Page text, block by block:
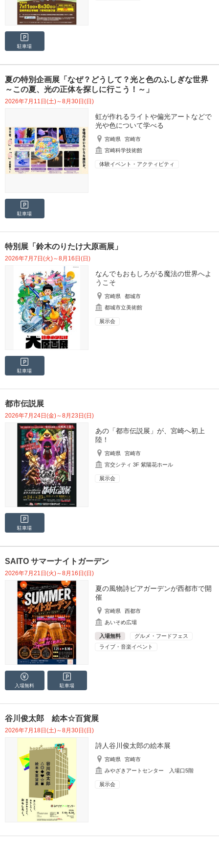
駐車場
夏の特別企画展「なぜ？どうして？光と色のふしぎな世界
～この夏、光の正体を探しに行こう！～」
2026年7月11日(土)～8月30日(日)
虹が作れるライトや偏光アートなどで
光や色について学べる
宮崎県
宮崎市
宮崎科学技術館
体験イベント・アクティビティ
駐車場
特別展「鈴木のりたけ大原画展」
2026年7月7日(火)～8月16日(日)
なんでもおもしろがる魔法の世界へよ
うこそ
宮崎県
都城市
都城市立美術館
展示会
駐車場
都市伝説展
2026年7月24日(金)～8月23日(日)
あの「都市伝説展」が、宮崎へ初上
陸！
宮崎県
宮崎市
宮交シティ 3F 紫陽花ホール
展示会
駐車場
SAITO サマーナイトガーデン
2026年7月21日(火)～8月16日(日)
夏の風物詩ビアガーデンが西都市で開
催
宮崎県
西都市
あいそめ広場
入場無料
グルメ・フードフェス
ライブ・音楽イベント
入場無料 駐車場
谷川俊太郎 絵本☆百貨展
2026年7月18日(土)～8月30日(日)
詩人谷川俊太郎の絵本展
宮崎県
宮崎市
みやざきアートセンター 入場口5階
展示会